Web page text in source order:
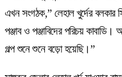
এখন সংগঠক,” লেহাল খুর্দের বলকার
পঞ্জাব ও পঞ্জাবিদের পরিচয় কাবাডি।
গল্প শুনে শুনে বড়ো হয়েছি।”